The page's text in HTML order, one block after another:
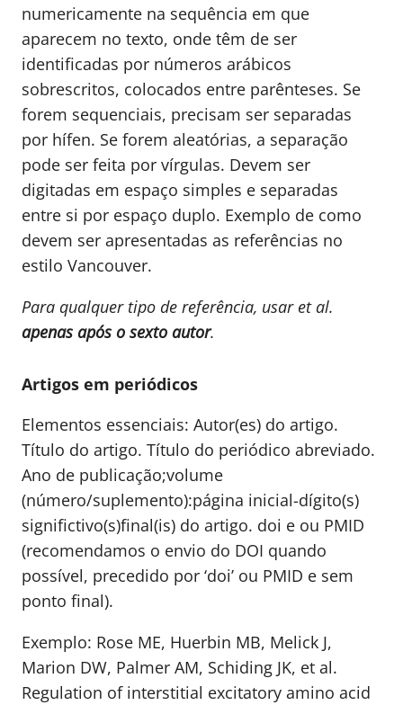
numericamente na sequência em que
aparecem no texto, onde têm de ser
identificadas por números arábicos
sobrescritos, colocados entre parênteses. Se
forem sequenciais, precisam ser separadas
por hífen. Se forem aleatórias, a separação
pode ser feita por vírgulas. Devem ser
digitadas em espaço simples e separadas
entre si por espaço duplo. Exemplo de como
devem ser apresentadas as referências no
estilo Vancouver.
Para qualquer tipo de referência, usar et al.
apenas após o sexto autor.
Artigos em periódicos
Elementos essenciais: Autor(es) do artigo.
Título do artigo. Título do periódico abreviado.
Ano de publicação;volume
(número/suplemento):página inicial-dígito(s)
significtivo(s)final(is) do artigo. doi e ou PMID
(recomendamos o envio do DOI quando
possível, precedido por ‘doi’ ou PMID e sem
ponto final).
Exemplo: Rose ME, Huerbin MB, Melick J,
Marion DW, Palmer AM, Schiding JK, et al.
Regulation of interstitial excitatory amino acid